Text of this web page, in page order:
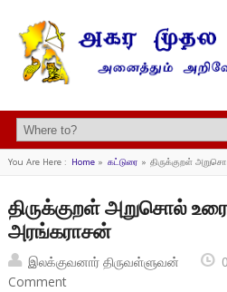
You Are Here : Home» கட்டுரை » திருக்குறள்
திருக்குறள் அறுசொல்
அரங்கராசன்
இலக்குவனார் திருவள்ளுவன்
Comment